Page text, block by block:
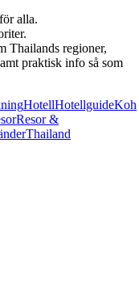
alla.
Thailands regioner,
praktisk info så som
HotellHotellguideKoh
Resor &
Thailand